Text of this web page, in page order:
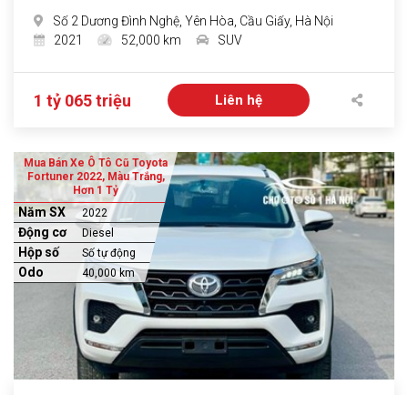
Số 2 Dương Đình Nghệ, Yên Hòa, Cầu Giấy, Hà Nội
2021
52,000 km SUV
1 tỷ 065 triệu Liên hệ
Mua Bán Xe Ô Tô Cũ Toyota
Fortuner 2022, Màu Trắng,
Hơn 1 Tỷ
Năm SX 2022
Động cơ Diesel
Hộp số Số tự động
Odo 40,000 km